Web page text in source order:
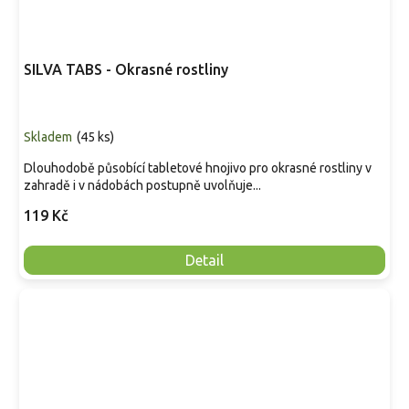
SILVA TABS - Okrasné rostliny
Skladem (45 ks)
119 Kč
Detail
Dlouhodobě působící tabletové hnojivo pro okrasné rostliny v
zahradě i v nádobách postupně uvolňuje...